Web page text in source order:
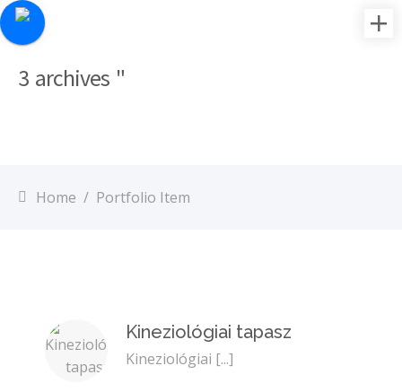
3 archives "
Home / Portfolio Item
Kineziológiai tapasz
Kineziológiai [...]